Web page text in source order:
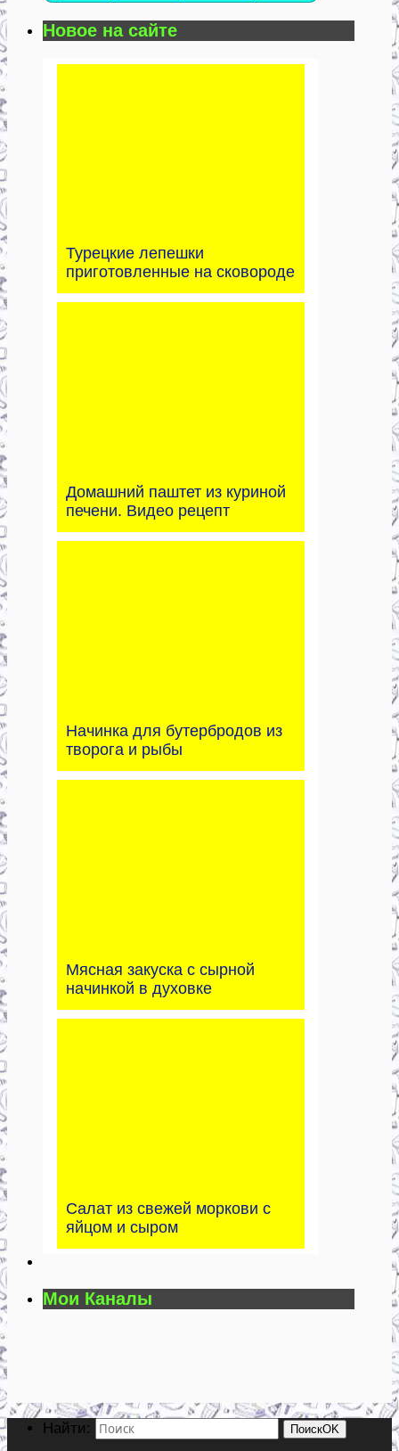
Новое на сайте
Турецкие лепешки
приготовленные на сковороде
Домашний паштет из куриной
печени. Видео рецепт
Начинка для бутербродов из
творога и рыбы
Мясная закуска с сырной
начинкой в духовке
Салат из свежей моркови с
яйцом и сыром
Мои Каналы
Найти: ПоискOK